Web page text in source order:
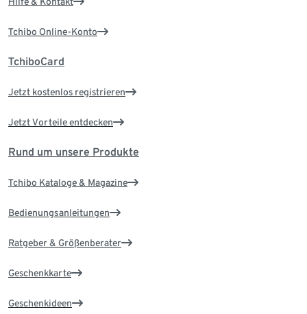
Tchibo Online-Konto
TchiboCard
Jetzt kostenlos registrieren
Jetzt Vorteile entdecken
Rund um unsere Produkte
Tchibo Kataloge & Magazine
Bedienungsanleitungen
Ratgeber & Größenberater
Geschenkkarte
Geschenkideen